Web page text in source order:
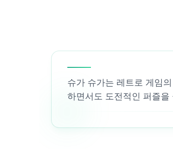
슈가 슈가는 레트로 게임
하면서도 도전적인 퍼즐